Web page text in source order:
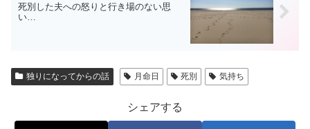
死別した夫への怒りと行き場のない思
い…
独りになってからの話 月命日 死別 気持ち
シェアする